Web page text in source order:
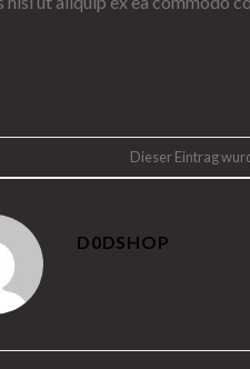
Dieser Eintrag
D0DSHOP